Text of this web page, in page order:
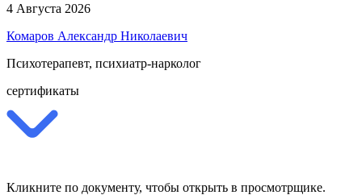
4 Августа 2026
Комаров Александр Николаевич
Психотерапевт, психиатр-нарколог
сертификаты
Кликните по документу, чтобы открыть в просмотрщике.